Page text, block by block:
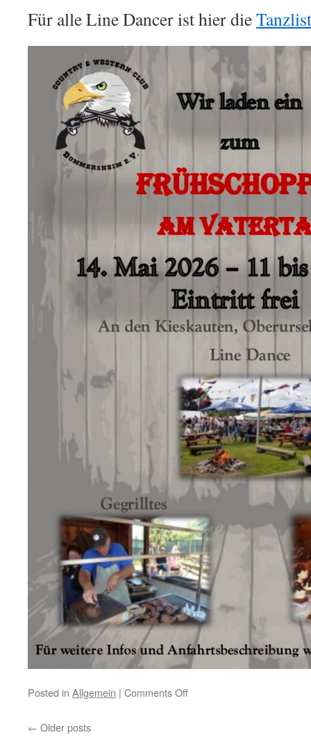
18.
ab
Für alle Line Dancer ist hier die
Posted in Allgemein | Comments Offon
← Older posts